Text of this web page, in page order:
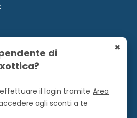
×
di
il login tramite Area
agli sconti a te